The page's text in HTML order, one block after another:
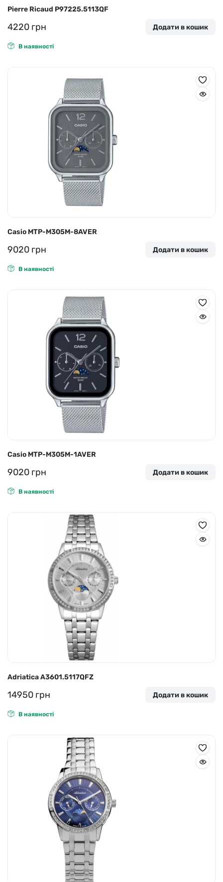
Pierre Ricaud P97225.5113QF
4220 грн Додати в кошик
В наявності
Casio MTP-M305M-8AVER
9020 грн Додати в кошик
В наявності
Casio MTP-M305M-1AVER
9020 грн Додати в кошик
В наявності
Adriatica A3601.5117QFZ
14950 грн Додати в кошик
В наявності